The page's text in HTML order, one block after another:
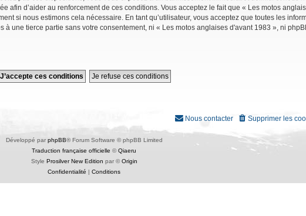
afin d’aider au renforcement de ces conditions. Vous acceptez le fait que « Les motos
si nous estimons cela nécessaire. En tant qu’utilisateur, vous acceptez que toutes les
une tierce partie sans votre consentement, ni « Les motos anglaises d'avant 1983 », ni
Supprimer les
Nous contacter
Développé par phpBB® Forum Software © phpBB Limited
Traduction française officielle ©Qiaeru
Style Prosilver New Edition par ©Origin
Confidentialité | Conditions